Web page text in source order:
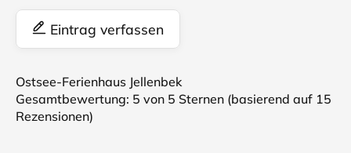
Eintrag verfassen
Ostsee-Ferienhaus Jellenbek
Gesamtbewertung: 5 von 5 Sternen (basierend auf 15
Rezensionen)